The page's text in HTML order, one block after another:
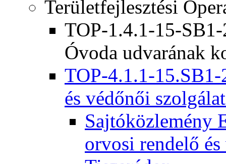
Területfejlesztési
TOP-1.4.1-15-
Óvoda udvarának
TOP-4.1.1-
és védőnői
Sajtóközlemény
orvosi rendelő